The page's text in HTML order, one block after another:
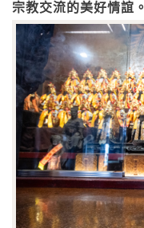
宗教交流的美好情誼。